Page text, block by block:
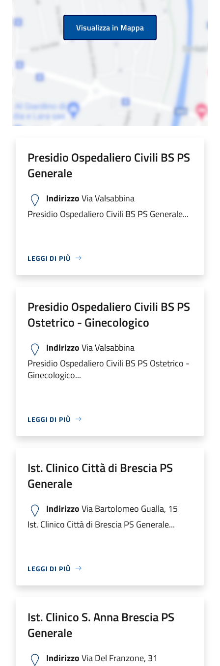
Visualizza in Mappa
Presidio Ospedaliero Civili BS PS
Generale
IndirizzoVia Valsabbina
Presidio Ospedaliero Civili BS PS Generale...
LEGGI DI PIÙ
Presidio Ospedaliero Civili BS PS
Ostetrico - Ginecologico
IndirizzoVia Valsabbina
Presidio Ospedaliero Civili BS PS Ostetrico -
Ginecologico...
LEGGI DI PIÙ
Ist. Clinico Città di Brescia PS
Generale
IndirizzoVia Bartolomeo Gualla, 15
Ist. Clinico Città di Brescia PS Generale...
LEGGI DI PIÙ
Ist. Clinico S. Anna Brescia PS
Generale
IndirizzoVia Del Franzone, 31